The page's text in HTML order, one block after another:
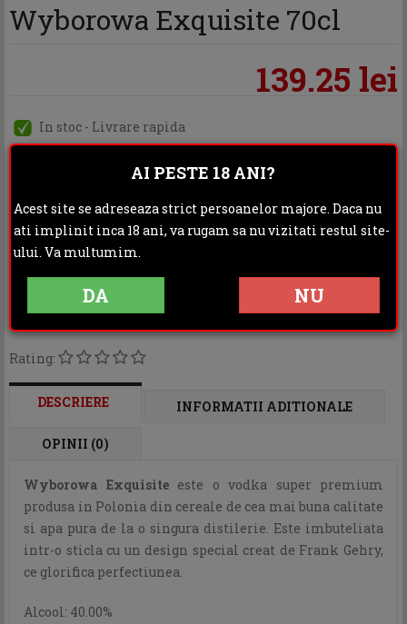
Wyborowa Exquisite 70cl
139.25 lei
In stoc - Livrare rapida
Categoria:Vodka
Distribuie:
Rating:
DESCRIERE INFORMATII ADITIONALE
OPINII (0)
Wyborowa Exquisiteeste o vodka super premium
produsa in Polonia din cereale de cea mai buna calitate
si apa pura de la o singura distilerie. Este imbuteliata
intr-o sticla cu un design special creat de Frank Gehry,
ce glorifica perfectiunea.
Alcool: 40.00%
AI PESTE 18 ANI?
Acest site se adreseaza strict persoanelor majore. Daca nu
ati implinit inca 18 ani, va rugam sa nu vizitati restul site-
ului. Va multumim.
DA NU